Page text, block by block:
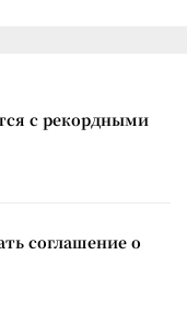
с рекордными
соглашение о